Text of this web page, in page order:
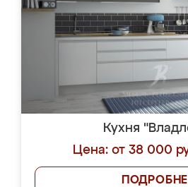
Кухня
Цена: от 38 000